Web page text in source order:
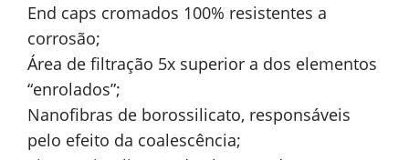
End caps cromados 100% resistentes a
corrosão;
Área de filtração 5x superior a dos elementos
“enrolados”;
Nanofibras de borossilicato, responsáveis
pelo efeito da coalescência;